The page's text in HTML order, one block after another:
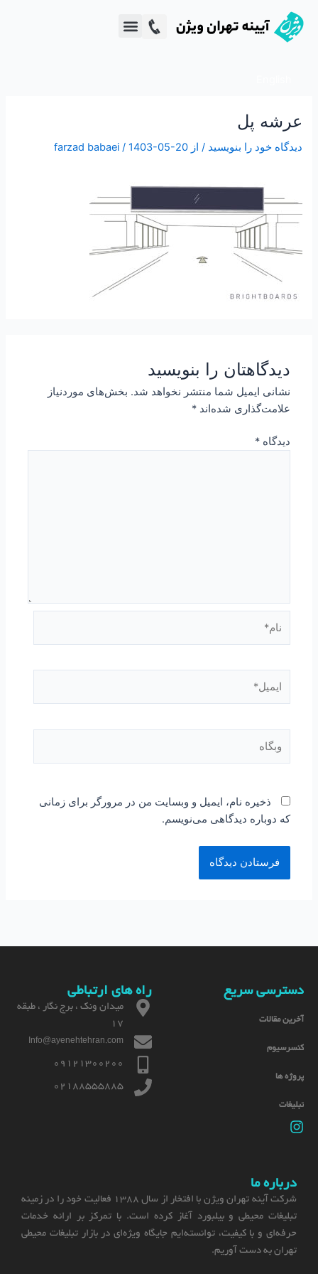
عرشه پل
دیدگاه‌ خود را بنویسید / از farzad babaei / 1403-05-20
دیدگاهتان را بنویسید
نشانی ایمیل شما منتشر نخواهد شد. بخش‌های موردنیاز
علامت‌گذاری شده‌اند*
دیدگاه*
ذخیره نام، ایمیل و وبسایت من در مرورگر برای زمانی
که دوباره دیدگاهی می‌نویسم.
دسترسی سریع
آخرین مقالات
کنسرسیوم
پروژه ها
تبلیغات
راه های ارتباطی
میدان ونک ، برج نگار ، طبقه
17
Info@ayenehtehran.com
09121300200
02188555885
درباره ما
شرکت آینه تهران ویژن با افتخار از سال 1388 فعالیت خود را در زمینه
تبلیغات محیطی و بیلبورد آغاز کرده است. با تمرکز بر ارائه خدمات
حرفه‌ای و با کیفیت، توانسته‌ایم جایگاه ویژه‌ای در بازار تبلیغات محیطی
تهران به دست آوریم.